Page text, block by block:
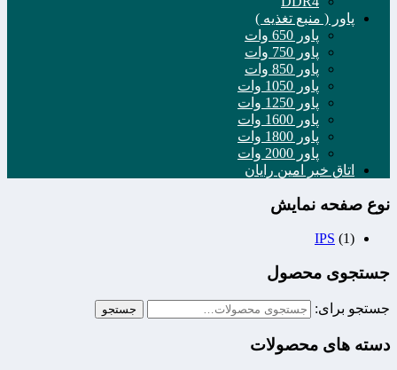
پاور ( منبع تغذیه )
پاور 650 وات
پاور 750 وات
پاور 850 وات
پاور 1050 وات
پاور 1250 وات
پاور 1600 وات
پاور 1800 وات
پاور 2000 وات
اتاق خبر امین رایان
نوع صفحه نمایش
IPS (1)
جستجوی محصول
جستجو برای: جستجو
دسته های محصولات